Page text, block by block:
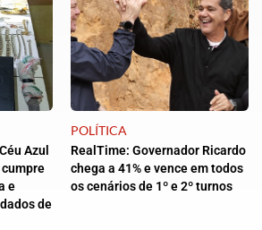
Azul
cumpre
e
de
POLÍTICA
RealTime: Governador Ricardo
chega a 41% e vence em todos
os cenários de 1º e 2º turnos